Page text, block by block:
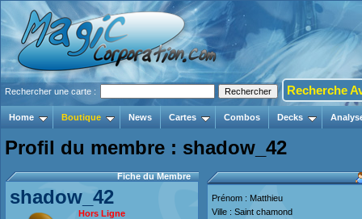
Rechercher une carte : Recherche
Home Boutique News Cartes Combos Decks
Profil du membre : shadow_42
Fiche du Membre
shadow_42
Hors Ligne
Prénom : Matthieu
Ville : Saint chamond